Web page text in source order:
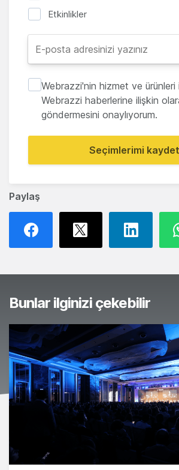
Paylaş
Etkinlikler
Webrazzi'nin hizmet ve ürünleri
Webrazzi haberlerine ilişkin
göndermesini onaylıyorum.
Seçimlerimi kaydet
Bunlar ilginizi çekebilir